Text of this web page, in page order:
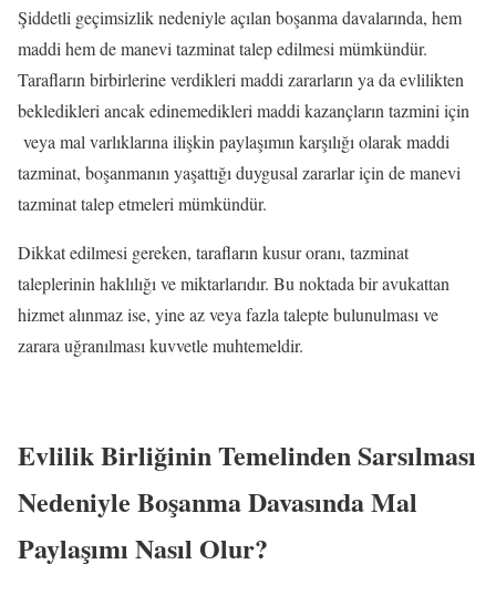
Şiddetli geçimsizlik nedeniyle açılan boşanma davalarında, hem
maddi hem de manevi tazminat talep edilmesi mümkündür.
Tarafların birbirlerine verdikleri maddi zararların ya da evlilikten
bekledikleri ancak edinemedikleri maddi kazançların tazmini için
veya mal varlıklarına ilişkin paylaşımın karşılığı olarak maddi
tazminat, boşanmanın yaşattığı duygusal zararlar için de manevi
tazminat talep etmeleri mümkündür.
Dikkat edilmesi gereken, tarafların kusur oranı, tazminat
taleplerinin haklılığı ve miktarlarıdır. Bu noktada bir avukattan
hizmet alınmaz ise, yine az veya fazla talepte bulunulması ve
zarara uğranılması kuvvetle muhtemeldir.
Evlilik Birliğinin Temelinden Sarsılması
Nedeniyle Boşanma Davasında Mal
Paylaşımı Nasıl Olur?